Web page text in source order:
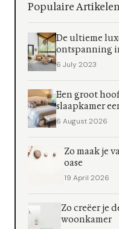
Populaire
De ultieme
ontspanning
6 July 2023
Een groot
slaapkamer
6 August 2026
Zo maak je
oase
19 April 2026
Zo creëer je
woonkamer